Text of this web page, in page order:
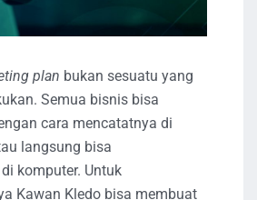
plan bukan sesuatu yang
Semua bisnis bisa
cara mencatatnya di
langsung bisa
komputer. Untuk
Kawan Kledo bisa membuat